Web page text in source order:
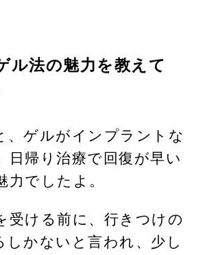
ル法の魅力を教えて
、ゲルがインプラントな
日帰り治療で回復が早い
力でしたよ。
受ける前に、行きつけの
しかないと言われ、少し